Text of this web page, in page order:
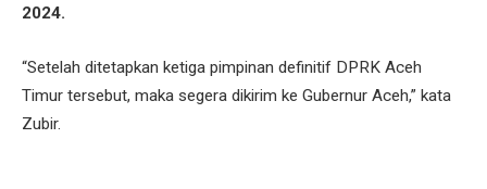
2024.
“Setelah ditetapkan ketiga pimpinan definitif DPRK Aceh
Timur tersebut, maka segera dikirim ke Gubernur Aceh,” kata
Zubir.